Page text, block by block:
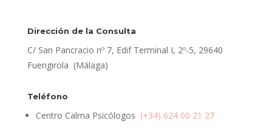
Dirección de la Consulta
C/ San Pancracio nº 7, Edif Terminal I, 2º-5, 29640
Fuengirola (Málaga)
Teléfono
Centro Calma Psicólogos (+34) 624 00 21 27